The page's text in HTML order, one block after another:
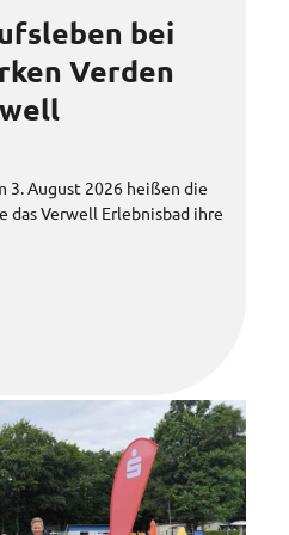
bei
Verden
3. August 2026 heißen die
das Verwell Erlebnisbad ihre
Animationen